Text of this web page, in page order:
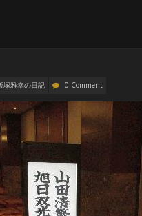
塚雅幸の日記 0 Comment